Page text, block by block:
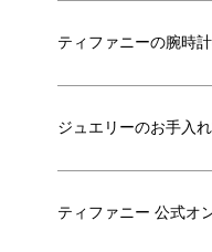
ティファニーの腕時
ジュエリーのお手入
ティファニー 公式オ